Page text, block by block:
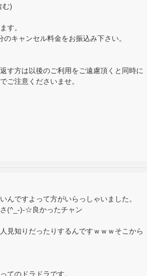
む)
す。
キャンセル料金をお振込み下さい。
す方は以後のご利用をご遠慮頂くと同時に
ご注意くださいませ。
んですよって方がいらっしゃいました。
(^_-)-☆良かったチャン
見知りだったりするんですｗｗｗそこから
てのドラドラです。